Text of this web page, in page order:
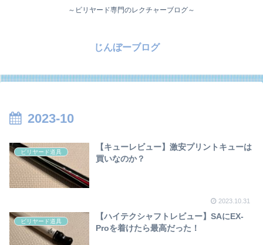
～ビリヤード専門のレクチャーブログ～
じんぼーブログ
2023-10
ビリヤード道具
【キューレビュー】激安プリントキューは
買いなのか？
2023.10.31
ビリヤード道具
【ハイテクシャフトレビュー】SAにEX-
Proを着けたら最高だった！